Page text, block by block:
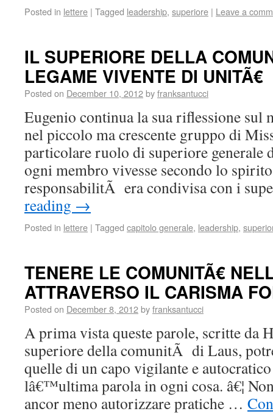
Posted in lettere | Tagged leadership, superiore | Leave a
IL SUPERIORE DELLA
LEGAME VIVENTE DI UNITÃ€
Posted on December 10, 2012byfranksantucci
Eugenio continua la sua riflessione
nel piccolo ma crescente gruppo di
particolare ruolo di superiore generale
ogni membro vivesse secondo lo
responsabilitÃ era condivisa con i
reading →
Posted in lettere | Tagged capitolo generale, leadership,
TENERE LE COMUNITÃ€
ATTRAVERSO IL CARISMA
Posted on December 8, 2012byfranksantucci
A prima vista queste parole, scritte da
superiore della comunitÃ di Laus,
quelle di un capo vigilante e
lâ€™ultima parola in ogni cosa. â€¦
ancor meno autorizzare pratiche …